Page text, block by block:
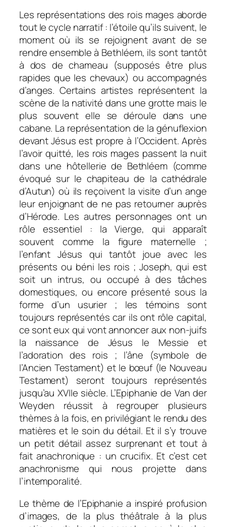
Les représentations des rois mages aborde
tout le cycle narratif : l’étoile qu’ils suivent, le
moment où ils se rejoignent avant de se
rendre ensemble à Bethléem, ils sont tantôt
à dos de chameau (supposés être plus
rapides que les chevaux) ou accompagnés
d’anges. Certains artistes représentent la
scène de la nativité dans une grotte mais le
plus souvent elle se déroule dans une
cabane. La représentation de la génuflexion
devant Jésus est propre à l’Occident. Après
l’avoir quitté, les rois mages passent la nuit
dans une hôtellerie de Bethléem (comme
évoqué sur le chapiteau de la cathédrale
d’Autun) où ils reçoivent la visite d’un ange
leur enjoignant de ne pas retourner auprès
d’Hérode. Les autres personnages ont un
rôle essentiel : la Vierge, qui apparaît
souvent comme la figure maternelle ;
l’enfant Jésus qui tantôt joue avec les
présents ou béni les rois ; Joseph, qui est
soit un intrus, ou occupé à des tâches
domestiques, ou encore présenté sous la
forme d’un usurier ; les témoins sont
toujours représentés car ils ont rôle capital,
ce sont eux qui vont annoncer aux non-juifs
la naissance de Jésus le Messie et
l’adoration des rois ; l’âne (symbole de
l’Ancien Testament) et le bœuf (le Nouveau
Testament) seront toujours représentés
jusqu’au XVIIe siècle. L’Epiphanie de Van der
Weyden réussit à regrouper plusieurs
thèmes à la fois, en privilégiant le rendu des
matières et le soin du détail. Et il s’y trouve
un petit détail assez surprenant et tout à
fait anachronique : un crucifix. Et c’est cet
anachronisme qui nous projette dans
l’intemporalité.
Le thème de l’Epiphanie a inspiré profusion
d’images, de la plus théâtrale à la plus